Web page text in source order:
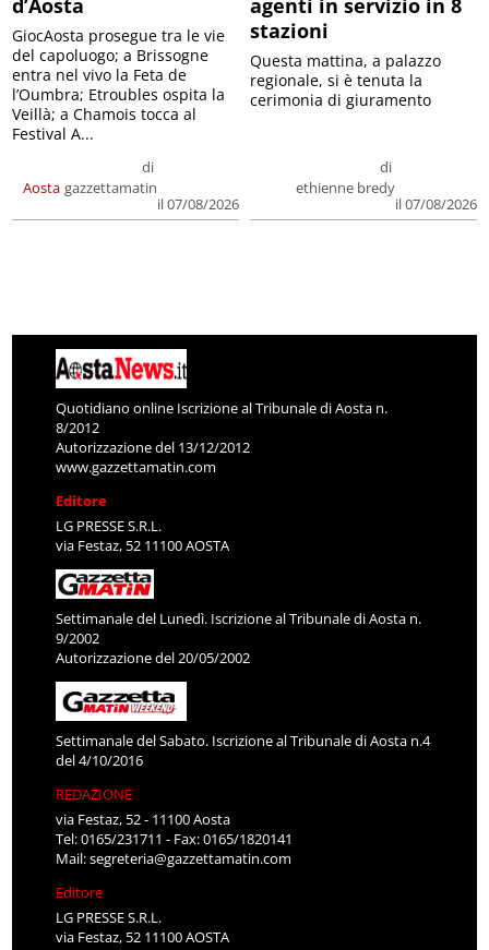
d’Aosta
Aosta
di
gazzettamatin
il 07/08/2026
GiocAosta prosegue tra le vie
del capoluogo; a Brissogne
entra nel vivo la Feta de
l’Oumbra; Etroubles ospita la
Veillà; a Chamois tocca al
Festival A...
agenti in servizio in 8
stazioni
di
ethienne bredy
il 07/08/2026
Questa mattina, a palazzo
regionale, si è tenuta la
cerimonia di giuramento
Quotidiano online Iscrizione al Tribunale di Aosta n.
8/2012
Autorizzazione del 13/12/2012
www.gazzettamatin.com
Editore
LG PRESSE S.R.L.
via Festaz, 52 11100 AOSTA
Settimanale del Lunedì. Iscrizione al Tribunale di Aosta n.
9/2002
Autorizzazione del 20/05/2002
Settimanale del Sabato. Iscrizione al Tribunale di Aosta n.4
del 4/10/2016
REDAZIONE
via Festaz, 52 - 11100 Aosta
Tel: 0165/231711 - Fax: 0165/1820141
Mail:segreteria@gazzettamatin.com
Editore
LG PRESSE S.R.L.
via Festaz, 52 11100 AOSTA